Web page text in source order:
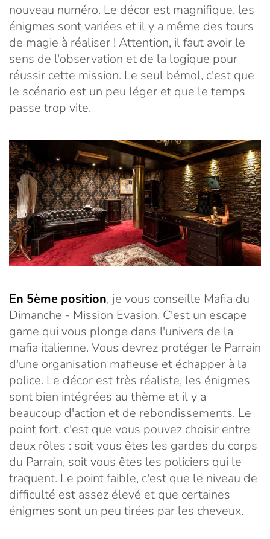
nouveau numéro. Le décor est magnifique, les
énigmes sont variées et il y a même des tours
de magie à réaliser ! Attention, il faut avoir le
sens de l'observation et de la logique pour
réussir cette mission. Le seul bémol, c'est que
le scénario est un peu léger et que le temps
passe trop vite.
En 5ème position, je vous conseille Mafia du
Dimanche - Mission Evasion. C'est un escape
game qui vous plonge dans l'univers de la
mafia italienne. Vous devrez protéger le Parrain
d'une organisation mafieuse et échapper à la
police. Le décor est très réaliste, les énigmes
sont bien intégrées au thème et il y a
beaucoup d'action et de rebondissements. Le
point fort, c'est que vous pouvez choisir entre
deux rôles : soit vous êtes les gardes du corps
du Parrain, soit vous êtes les policiers qui le
traquent. Le point faible, c'est que le niveau de
difficulté est assez élevé et que certaines
énigmes sont un peu tirées par les cheveux.